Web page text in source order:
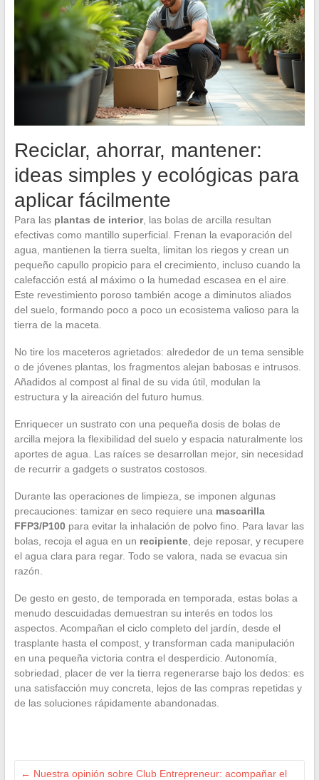
Reciclar, ahorrar, mantener:
ideas simples y ecológicas para
aplicar fácilmente
Para las plantas de interior, las bolas de arcilla resultan
efectivas como mantillo superficial. Frenan la evaporación del
agua, mantienen la tierra suelta, limitan los riegos y crean un
pequeño capullo propicio para el crecimiento, incluso cuando la
calefacción está al máximo o la humedad escasea en el aire.
Este revestimiento poroso también acoge a diminutos aliados
del suelo, formando poco a poco un ecosistema valioso para la
tierra de la maceta.
No tire los maceteros agrietados: alrededor de un tema sensible
o de jóvenes plantas, los fragmentos alejan babosas e intrusos.
Añadidos al compost al final de su vida útil, modulan la
estructura y la aireación del futuro humus.
Enriquecer un sustrato con una pequeña dosis de bolas de
arcilla mejora la flexibilidad del suelo y espacia naturalmente los
aportes de agua. Las raíces se desarrollan mejor, sin necesidad
de recurrir a gadgets o sustratos costosos.
Durante las operaciones de limpieza, se imponen algunas
precauciones: tamizar en seco requiere una mascarilla
FFP3/P100para evitar la inhalación de polvo fino. Para lavar las
bolas, recoja el agua en un recipiente, deje reposar, y recupere
el agua clara para regar. Todo se valora, nada se evacua sin
razón.
De gesto en gesto, de temporada en temporada, estas bolas a
menudo descuidadas demuestran su interés en todos los
aspectos. Acompañan el ciclo completo del jardín, desde el
trasplante hasta el compost, y transforman cada manipulación
en una pequeña victoria contra el desperdicio. Autonomía,
sobriedad, placer de ver la tierra regenerarse bajo los dedos: es
una satisfacción muy concreta, lejos de las compras repetidas y
de las soluciones rápidamente abandonadas.
← Nuestra opinión sobre Club Entrepreneur: acompañar el